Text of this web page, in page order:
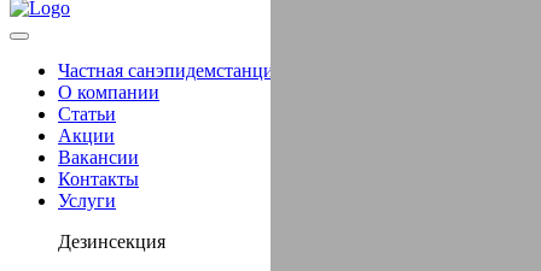
Частная санэпидемстанция СЭС в Бачатский
О компании
Статьи
Акции
Вакансии
Контакты
Услуги
Дезинсекция